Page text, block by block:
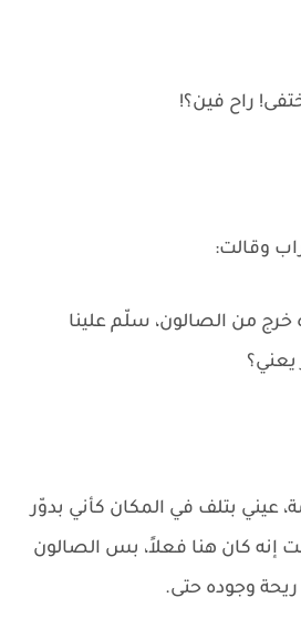
راح فين؟!
وقالت:
خرج من الصالون، سلّم علينا
بتلف في المكان كأني بدوّر
إنه كان هنا فعلاً، بس الصالون
وجوده حتى.